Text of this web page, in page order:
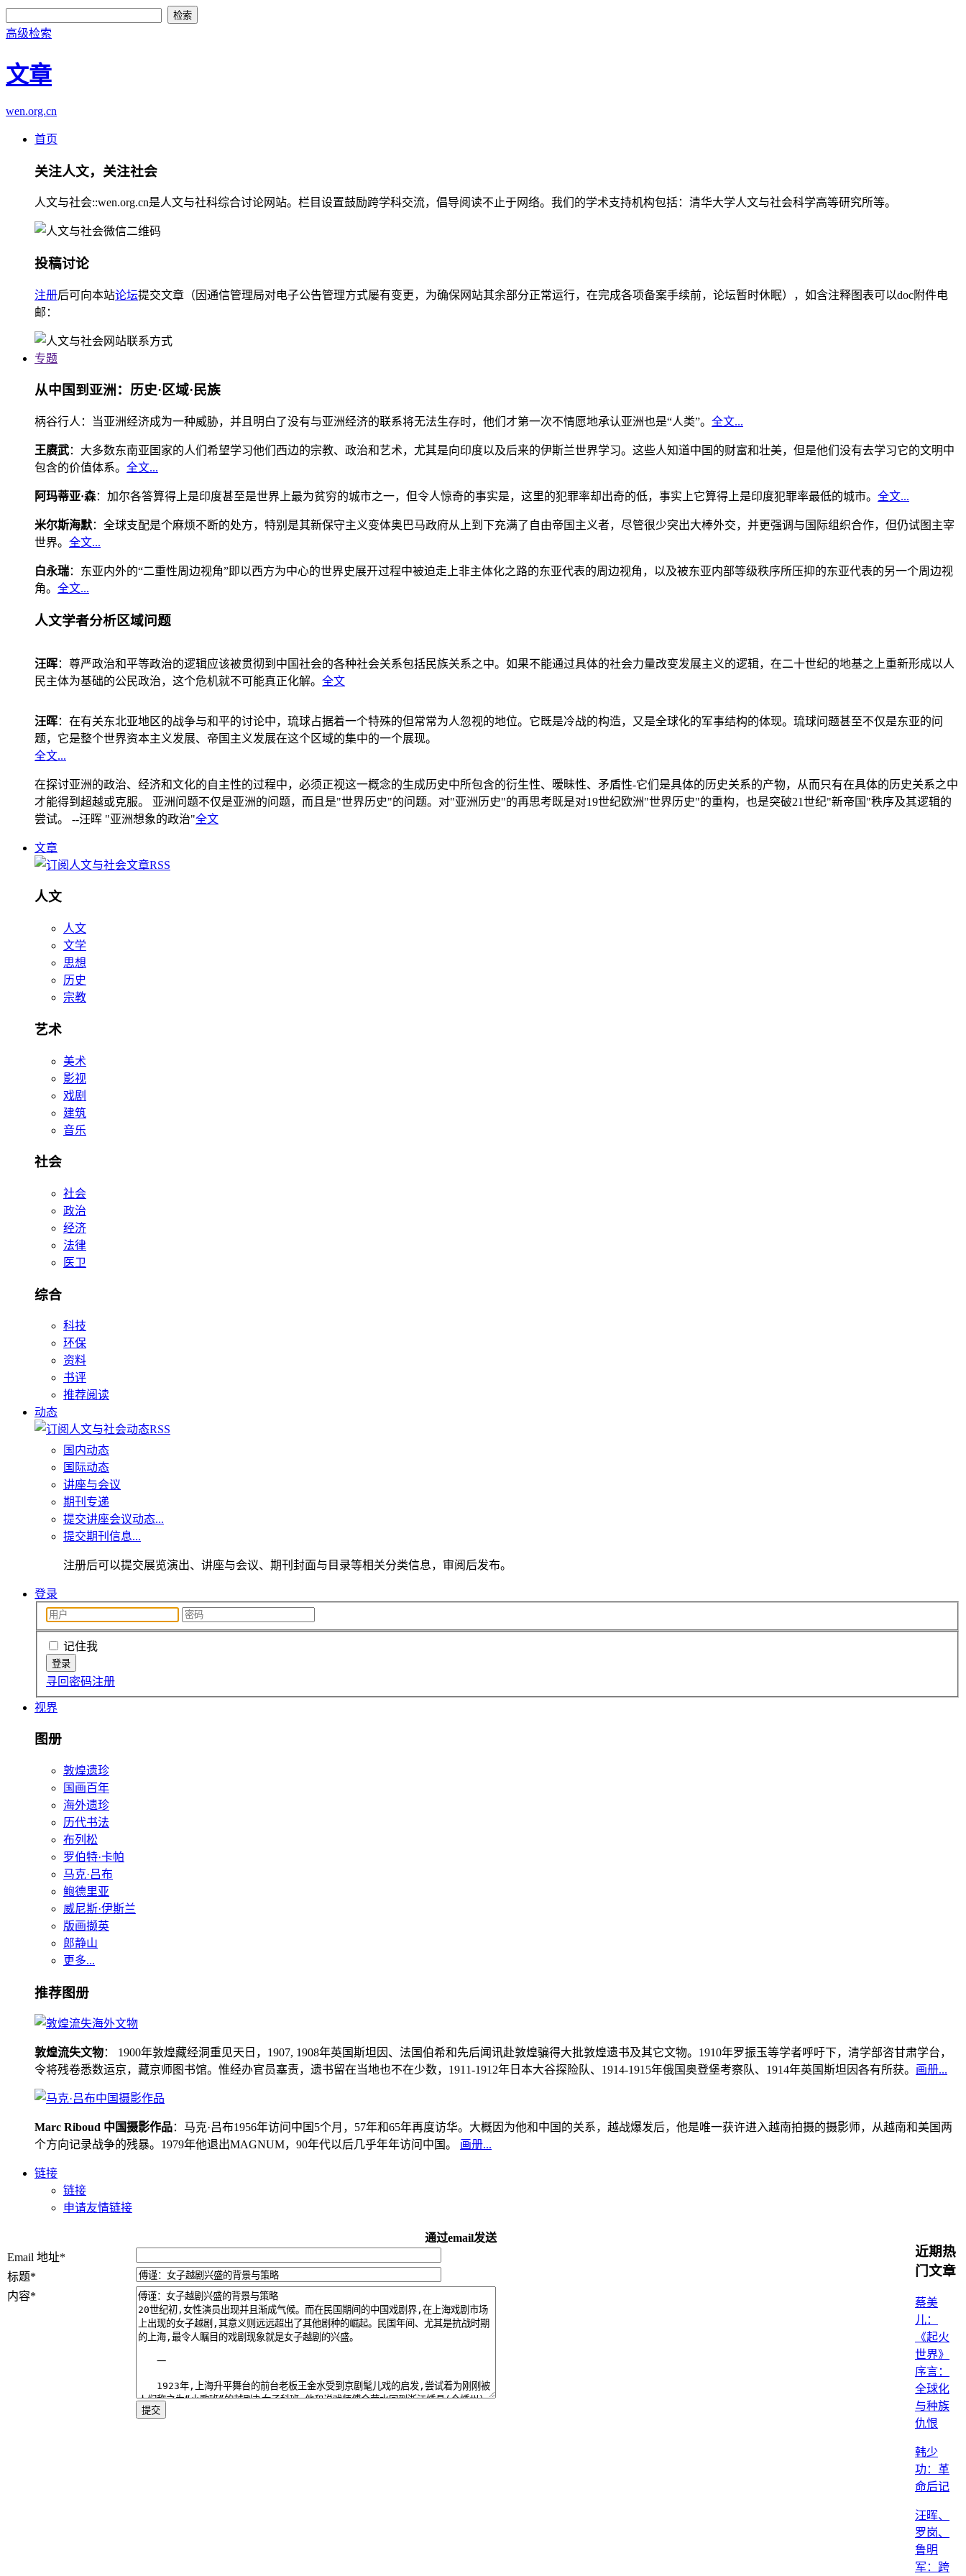
高级检索
文章
wen.org.cn
首页
关注人文，关注社会
人文与社会::wen.org.cn是人文与社科综合讨论网站。栏目设置鼓励跨学科交流，倡导阅读不止于网络。我们的学术支持机构包括：清华大学人文与社会科学高等研究所等。
投稿讨论
注册后可向本站论坛提交文章（因通信管理局对电子公告管理方式屡有变更，为确保网站其余部分正常运行，在完成各项备案手续前，论坛暂时休眠），如含注释图表可以doc附件电
邮：
专题
从中国到亚洲：历史·区域·民族
柄谷行人：当亚洲经济成为一种威胁，并且明白了没有与亚洲经济的联系将无法生存时，他们才第一次不情愿地承认亚洲也是“人类”。 全文...
王赓武：大多数东南亚国家的人们希望学习他们西边的宗教、政治和艺术，尤其是向印度以及后来的伊斯兰世界学习。这些人知道中国的财富和壮美，但是他们没有去学习它的文明中
包含的价值体系。 全文...
阿玛蒂亚·森：加尔各答算得上是印度甚至是世界上最为贫穷的城市之一，但令人惊奇的事实是，这里的犯罪率却出奇的低，事实上它算得上是印度犯罪率最低的城市。 全文...
米尔斯海默：全球支配是个麻烦不断的处方，特别是其新保守主义变体奥巴马政府从上到下充满了自由帝国主义者，尽管很少突出大棒外交，并更强调与国际组织合作，但仍试图主宰
世界。 全文...
白永瑞：东亚内外的“二重性周边视角”即以西方为中心的世界史展开过程中被迫走上非主体化之路的东亚代表的周边视角，以及被东亚内部等级秩序所压抑的东亚代表的另一个周边视
角。 全文...
人文学者分析区域问题
汪晖：尊严政治和平等政治的逻辑应该被贯彻到中国社会的各种社会关系包括民族关系之中。如果不能通过具体的社会力量改变发展主义的逻辑，在二十世纪的地基之上重新形成以人
民主体为基础的公民政治，这个危机就不可能真正化解。 全文
汪晖：在有关东北亚地区的战争与和平的讨论中，琉球占据着一个特殊的但常常为人忽视的地位。它既是冷战的构造，又是全球化的军事结构的体现。琉球问题甚至不仅是东亚的问
题，它是整个世界资本主义发展、帝国主义发展在这个区域的集中的一个展现。
全文...
在探讨亚洲的政治、经济和文化的自主性的过程中，必须正视这一概念的生成历史中所包含的衍生性、暧昧性、矛盾性-它们是具体的历史关系的产物，从而只有在具体的历史关系之中
才能得到超越或克服。 亚洲问题不仅是亚洲的问题，而且是"世界历史"的问题。对"亚洲历史"的再思考既是对19世纪欧洲"世界历史"的重构，也是突破21世纪"新帝国"秩序及其逻辑的
尝试。 --汪晖 "亚洲想象的政治"全文
文章
人文
人文
文学
思想
历史
宗教
艺术
美术
影视
戏剧
建筑
音乐
社会
社会
政治
经济
法律
医卫
综合
科技
环保
资料
书评
推荐阅读
动态
国内动态
国际动态
讲座与会议
期刊专递
提交讲座会议动态...
提交期刊信息...
注册后可以提交展览演出、讲座与会议、期刊封面与目录等相关分类信息，审阅后发布。
登录
记住我
寻回密码注册
视界
图册
敦煌遗珍
国画百年
海外遗珍
历代书法
布列松
罗伯特·卡帕
马克·吕布
鲍德里亚
威尼斯·伊斯兰
版画撷英
郎静山
更多...
推荐图册
敦煌流失文物： 1900年敦煌藏经洞重见天日，1907, 1908年英国斯坦因、法国伯希和先后闻讯赴敦煌骗得大批敦煌遗书及其它文物。1910年罗振玉等学者呼吁下，清学部咨甘肃学台，
令将残卷悉数运京，藏京师图书馆。惟经办官员塞责，遗书留在当地也不在少数，1911-1912年日本大谷探险队、1914-1915年俄国奥登堡考察队、1914年英国斯坦因各有所获。 画册...
Marc Riboud 中国摄影作品：马克·吕布1956年访问中国5个月，57年和65年再度访华。大概因为他和中国的关系，越战爆发后，他是唯一获许进入越南拍摄的摄影师，从越南和美国两
个方向记录战争的残暴。1979年他退出MAGNUM，90年代以后几乎年年访问中国。 画册...
链接
链接
申请友情链接
通过email发送
Email 地址*
标题*
内容*
近期热
门文章
蔡美
儿：
《起火
世界》
序言：
全球化
与种族
仇恨
韩少
功：革
命后记
汪晖、
罗岗、
鲁明
军：跨